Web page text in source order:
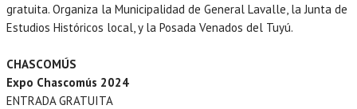
gratuita. Organiza la Municipalidad de General Lavalle, la Junta de
Estudios Históricos local, y la Posada Venados del Tuyú.
CHASCOMÚS
Expo Chascomús 2024
ENTRADA GRATUITA